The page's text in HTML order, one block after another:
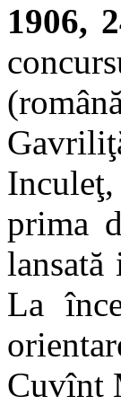
1906,
prima
lansată
La
Cuvînt